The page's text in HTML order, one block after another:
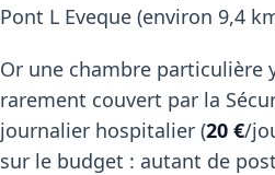
Pont L Eveque (environ 9,4
Or une chambre particulière
rarement couvert par la
journalier hospitalier (20 €/
sur le budget : autant de